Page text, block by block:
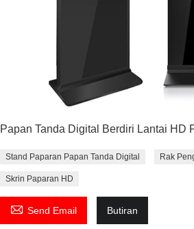
Papan Tanda Digital Berdiri Lantai HD
Stand Paparan Papan Tanda Digital Rak
Skrin Paparan HD
 Send Email Butiran